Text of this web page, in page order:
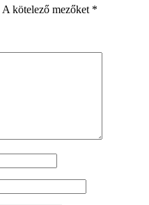
A kötelező mezőket *